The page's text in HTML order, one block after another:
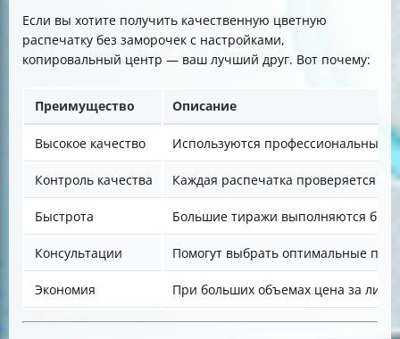
Если вы хотите получить качественную цветную
распечатку без заморочек с настройками,
копировальный центр — ваш лучший друг. Вот почему:
Преимущество Описание
Высокое качество Используются профессиональные
Контроль качества Каждая распечатка проверяется на
Быстрота Большие тиражи выполняются
Консультации Помогут выбрать оптимальные
Экономия При больших объемах цена за лист